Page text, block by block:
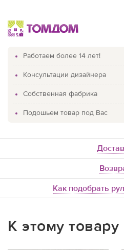
Работаем более 14 лет!
Консультации дизайнера
Собственная фабрика
Подошьем товар под Вас
Как подобрать
К этому